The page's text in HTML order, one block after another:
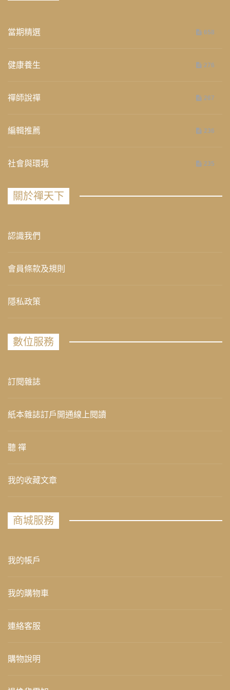
當期精選 658
健康養生 276
禪師說禪 267
編輯推薦 236
社會與環境 235
關於禪天下
認識我們
會員條款及規則
隱私政策
數位服務
訂閱雜誌
紙本雜誌訂戶開通線上閱讀
聽 禪
我的收藏文章
商城服務
我的帳戶
我的購物車
連絡客服
購物說明